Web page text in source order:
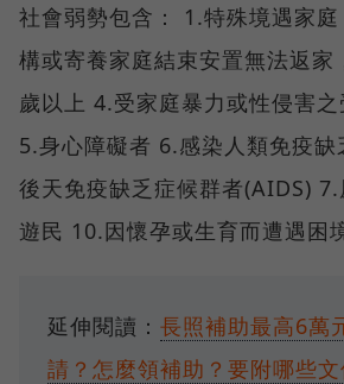
社會弱勢包含： 1.特殊境遇家
構或寄養家庭結束安置無法返
歲以上 4.受家庭暴力或性侵害
5.身心障礙者 6.感染人類免疫缺
後天免疫缺乏症候群者(AIDS)
遊民 10.因懷孕或生育而遭遇困
延伸閱讀： 長照補助最高6萬
請？怎麼領補助？要附哪些文